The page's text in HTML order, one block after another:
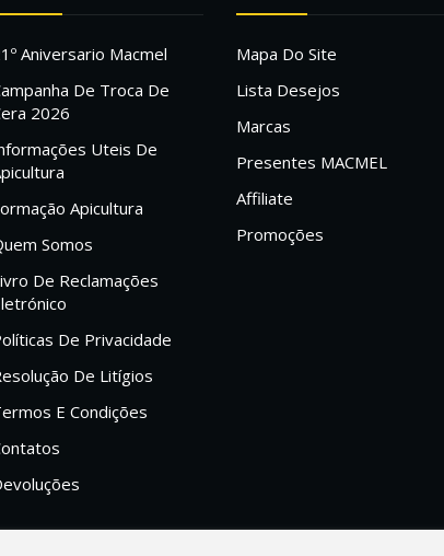
Aniversario Macmel
De Troca De
2026
Uteis De
Apicultura
Somos
De Reclamações
De Privacidade
De Litígios
E Condições
Mapa Do Site
Lista Desejos
Marcas
Presentes MACMEL
Affiliate
Promoções